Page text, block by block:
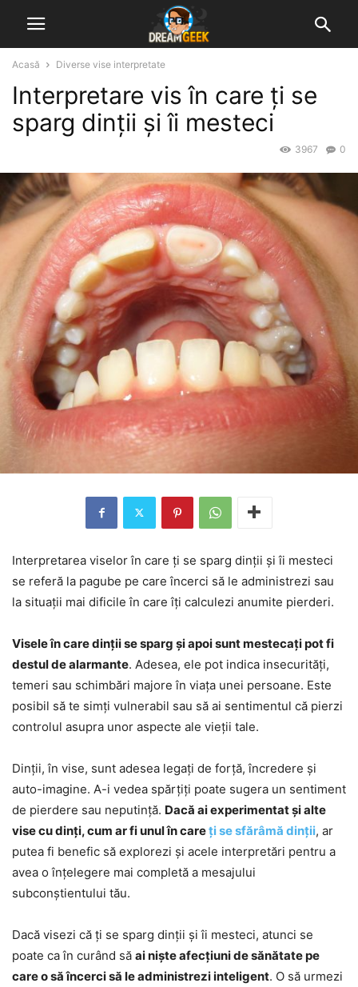
Acasă Diverse vise interpretate
Interpretare vis în care ți se
sparg dinții și îi mesteci
0
3967
Interpretarea viselor în care ți se sparg dinții și îi mesteci
se referă la pagube pe care încerci să le administrezi sau
la situații mai dificile în care îți calculezi anumite pierderi.
Visele în care dinții se sparg și apoi sunt mestecați pot fi
destul de alarmante. Adesea, ele pot indica insecurități,
temeri sau schimbări majore în viața unei persoane. Este
posibil să te simți vulnerabil sau să ai sentimentul că pierzi
controlul asupra unor aspecte ale vieții tale.
Dinții, în vise, sunt adesea legați de forță, încredere și
auto-imagine. A-i vedea spărțiți poate sugera un sentiment
de pierdere sau neputință. Dacă ai experimentat și alte
vise cu dinți, cum ar fi unul în careți se sfărâmă dinții, ar
putea fi benefic să explorezi și acele interpretări pentru a
avea o înțelegere mai completă a mesajului
subconștientului tău.
Dacă visezi că ți se sparg dinții și îi mesteci, atunci se
poate ca în curând să ai niște afecțiuni de sănătate pe
care o să încerci să le administrezi inteligent. O să urmezi